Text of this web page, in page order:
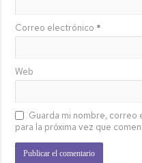
Correo electrónico *
Web
Guarda mi nombre, correo
para la próxima vez que